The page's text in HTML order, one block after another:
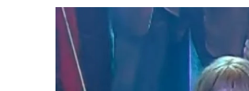
e
b
o
o
t
t
e
r
k
d
i